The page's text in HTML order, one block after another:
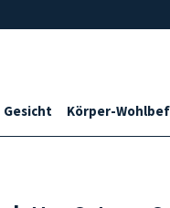
Gesicht Körper-